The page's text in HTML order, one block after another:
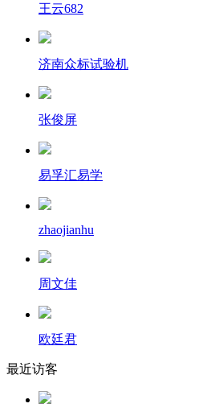
王云682
济南众标试验机
张俊屏
易孚汇易学
zhaojianhu
周文佳
欧廷君
最近访客